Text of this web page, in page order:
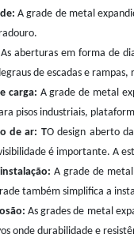
A grade de metal
As aberturas em forma de
de escadas e
carga: A grade de metal
pisos industriais,
de ar: TO design aberto
é importante. A
A grade de
também simplifica a
As grades de metal
onde durabilidade e